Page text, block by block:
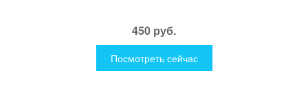
450 руб.
Посмотреть сейчас